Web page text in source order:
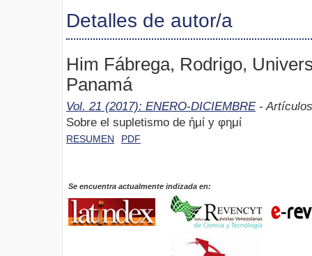
Detalles de autor/a
Him Fábrega, Rodrigo,
Panamá
Vol. 21 (2017): ENERO-DICIEMBRE- Artículos
Sobre el supletismo de ἠμί y φημί
RESUMEN PDF
Se encuentra actualmente indizada en: